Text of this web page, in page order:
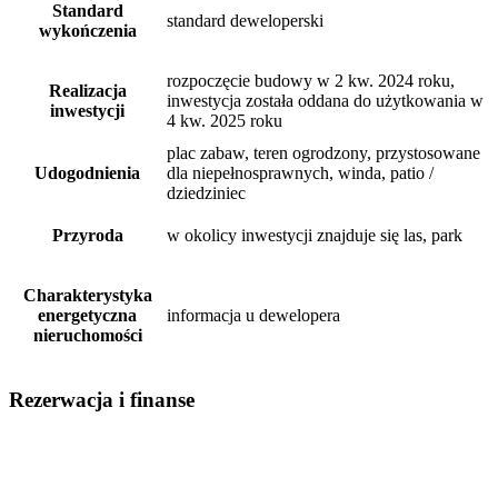
Standard
wykończenia
standard deweloperski
Realizacja
inwestycji
rozpoczęcie budowy w 2 kw. 2024 roku,
inwestycja została oddana do użytkowania w
4 kw. 2025 roku
Udogodnienia
plac zabaw, teren ogrodzony, przystosowane
dla niepełnosprawnych, winda, patio /
dziedziniec
Przyroda w okolicy inwestycji znajduje się las, park
Charakterystyka
energetyczna
nieruchomości
informacja u dewelopera
Rezerwacja i finanse